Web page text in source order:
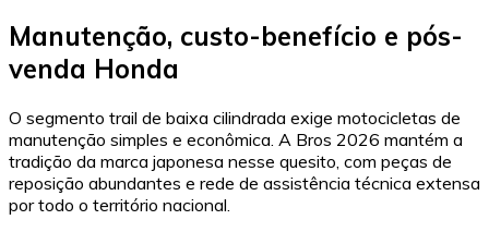
Manutenção, custo-benefício e pós-
venda Honda
O segmento trail de baixa cilindrada exige motocicletas de
manutenção simples e econômica. A Bros 2026 mantém a
tradição da marca japonesa nesse quesito, com peças de
reposição abundantes e rede de assistência técnica extensa
por todo o território nacional.